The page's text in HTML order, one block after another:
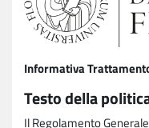
Informativa
Testo della
Il Regolamento